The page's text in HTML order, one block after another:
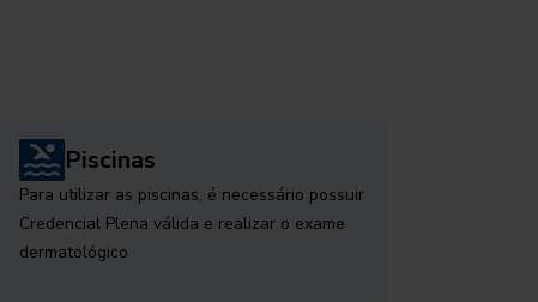
Piscinas
Para utilizar as piscinas, é necessário possuir
Credencial Plena válida e realizar o exame
dermatológico